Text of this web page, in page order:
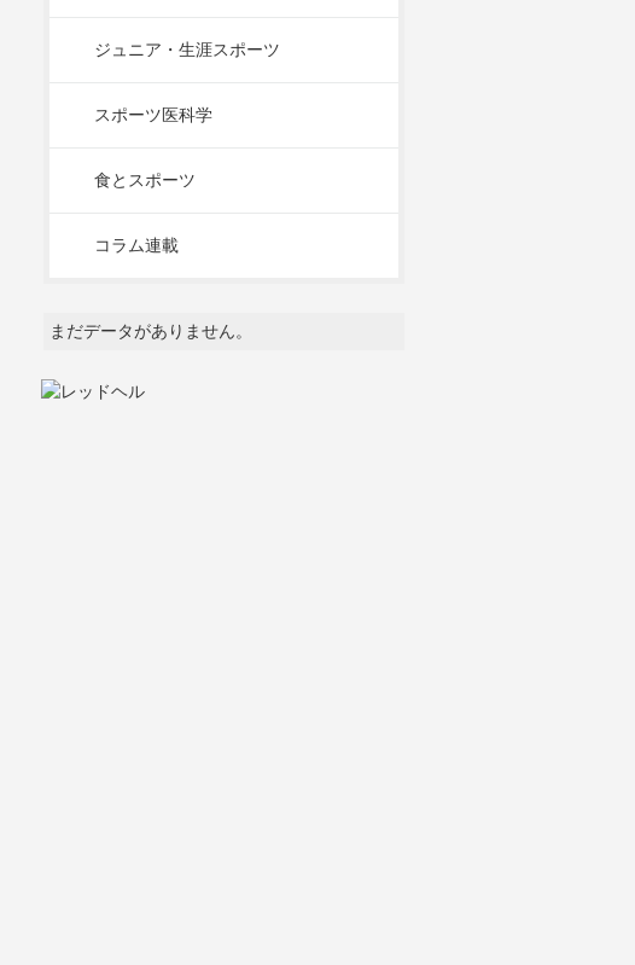
ジュニア・生涯スポーツ
スポーツ医科学
食とスポーツ
コラム連載
まだデータがありません。